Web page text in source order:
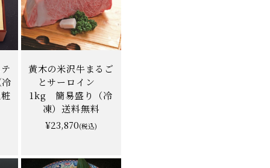
黄木の米沢牛まるご
とサーロイン
1kg 簡易盛り（冷
凍）送料無料
¥23,870(税込)